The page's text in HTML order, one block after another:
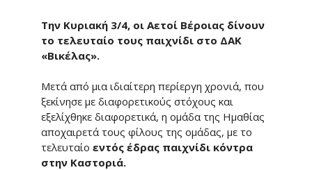
Την Κυριακή 3/4, οι Αετοί Βέροιας δίνουν
το τελευταίο τους παιχνίδι στο ΔΑΚ
«Βικέλας».
Μετά από μια ιδιαίτερη περίεργη χρονιά, που
ξεκίνησε με διαφορετικούς στόχους και
εξελίχθηκε διαφορετικά, η ομάδα της Ημαθίας
αποχαιρετά τους φίλους της ομάδας, με το
τελευταίο εντός έδρας παιχνίδι κόντρα
στην Καστοριά.